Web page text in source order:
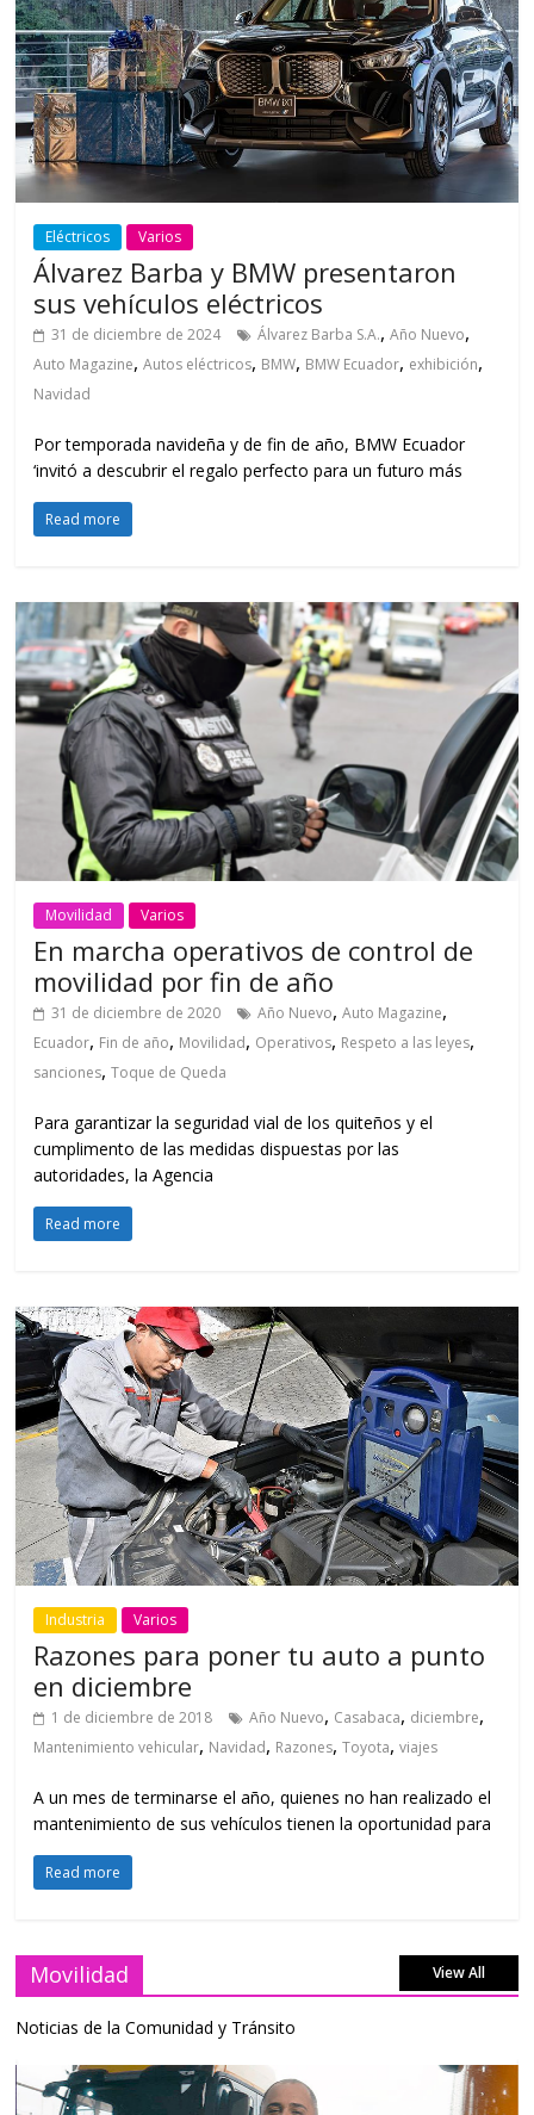
Eléctricos Varios
Álvarez Barba y BMW presentaron
sus vehículos eléctricos
31 de diciembre de 2024 Álvarez Barba S.A.,Año Nuevo,
Auto Magazine,Autos eléctricos, BMW, BMW Ecuador, exhibición,
Navidad
Por temporada navideña y de fin de año, BMW Ecuador
‘invitó a descubrir el regalo perfecto para un futuro más
Read more
Movilidad Varios
En marcha operativos de control de
movilidad por fin de año
31 de diciembre de 2020 Año Nuevo,Auto Magazine,
Ecuador, Fin de año, Movilidad, Operativos, Respeto a las leyes,
sanciones,Toque de Queda
Para garantizar la seguridad vial de los quiteños y el
cumplimento de las medidas dispuestas por las
autoridades, la Agencia
Read more
Industria Varios
Razones para poner tu auto a punto
en diciembre
1 de diciembre de 2018 Año Nuevo, Casabaca, diciembre,
Mantenimiento vehicular, Navidad, Razones,Toyota,viajes
A un mes de terminarse el año, quienes no han realizado el
mantenimiento de sus vehículos tienen la oportunidad para
Read more
Movilidad View All
Noticias de la Comunidad y Tránsito